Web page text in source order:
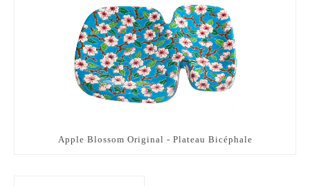
Apple Blossom Original - Plateau Bicéphale